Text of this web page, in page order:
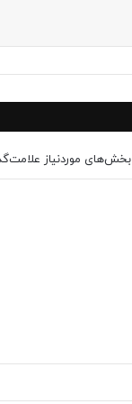
بخش‌های موردنیاز